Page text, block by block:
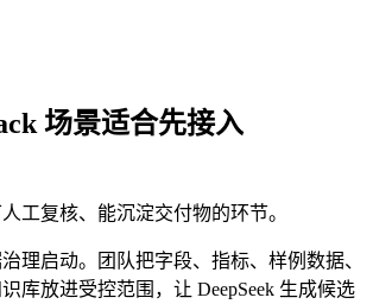
场景适合先接入
工复核、能沉淀交付物的环节。
理启动。团队把字段、指标、样例数据、
库放进受控范围，让 DeepSeek 生成候选